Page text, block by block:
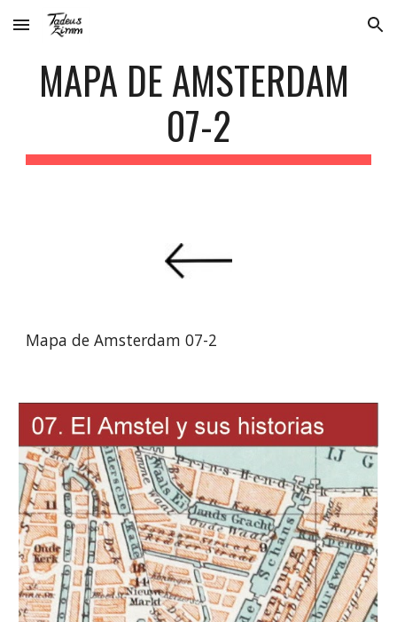
Skip to main content Skip to navigation
MAPA DE AMSTERDAM
07-2
Mapa de Amsterdam 07-2